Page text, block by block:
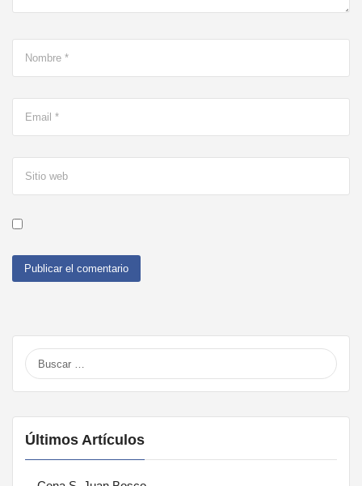
Buscar:
Últimos Artículos